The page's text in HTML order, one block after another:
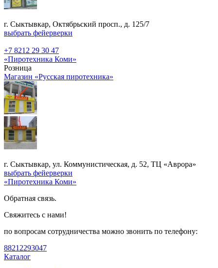
г. Сыктывкар, Октябрьский просп., д. 125/7
выбрать фейерверки
+7 8212 29 30 47
«Пиротехника Коми»
Розница
Магазин «Русская пиротехника»
г. Сыктывкар, ул. Коммунистическая, д. 52, ТЦ «Аврора»
выбрать фейерверки
«Пиротехника Коми»
Обратная связь.
Свяжитесь с нами!
по вопросам сотрудничества можно звонить по телефону:
88212293047
Каталог